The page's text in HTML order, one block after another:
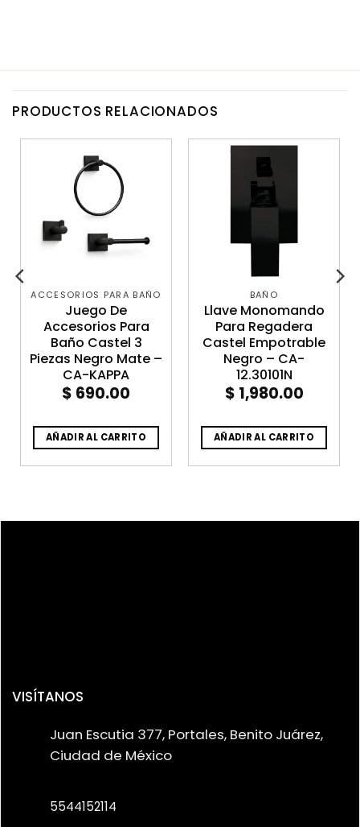
PRODUCTOS RELACIONADOS
ACCESORIOS PARA BAÑO
Juego De
Accesorios Para
Baño Castel 3
Piezas Negro Mate –
CA-KAPPA
$ 690.00
AÑADIR AL CARRITO
BAÑO
Llave Monomando
Para Regadera
Castel Empotrable
Negro – CA-
12.30101N
$ 1,980.00
AÑADIR AL CARRITO
VISÍTANOS
Juan Escutia 377, Portales, Benito Juárez,
Ciudad de México
5544152114